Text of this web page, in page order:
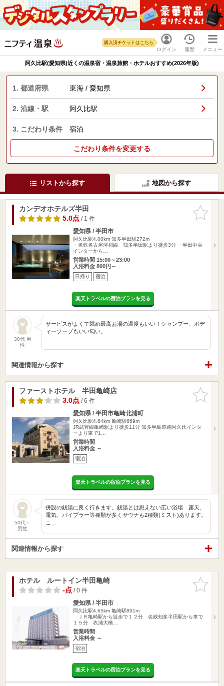
ログイン
購入済チケットはこちら
履歴 メニュー
阿久比駅(愛知県)近くの温泉宿・温泉旅館・ホテルおすすめ(2026年版)
1. 都道府県 東海 / 愛知県
2. 沿線・駅 阿久比駅
3. こだわり条件 宿泊
こだわり条件を変更する
リストから探す 地図から探す
お気に入
りに追加
カンデオホテルズ半田
5.0点/ 1 件
愛知県 / 半田市
阿久比駅4.00km 知多半田駅272m
・名鉄名古屋河和線 知多半田駅より徒歩3分 ・半田中央
インターから…
営業時間 15:00～23:00
入浴料金 800円～
日帰り 宿泊
楽天トラベルの宿泊プランを見る
30代 男
性
サービスがよくて眺め最高お湯の温度もいい！シャンプー、ボデ
ィーソープもいい匂い。
関連情報から探す
お気に入
りに追加
ファーストホテル 半田亀崎店
3.0点/ 6 件
愛知県 / 半田市亀崎北浦町
阿久比駅4.64km 亀崎駅669m
JR武豊線亀崎駅より徒歩11分 知多半島道路阿久比インタ
ーより車で1…
営業時間
入浴料金 ～
宿泊
楽天トラベルの宿泊プランを見る
50代～
男性
併設の銭湯に良く行きます。銭湯とは思えない広い浴場 露天、
電気、バイブラー等種類が多くサウナも2種類(ミスト)あります。
こ…
関連情報から探す
お気に入
りに追加
ホテル ルートイン半田亀崎
-点/ 0 件
愛知県 / 半田市
阿久比駅4.65km 亀崎駅891m
ＪＲ亀崎駅から徒歩で１２分 名鉄知多半田駅から車で
１５分 衣浦大橋…
営業時間
入浴料金 ～
宿泊
楽天トラベルの宿泊プランを見る